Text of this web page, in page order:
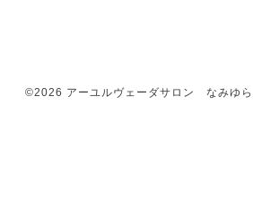
©2026 アーユルヴェーダサロン なみゆら